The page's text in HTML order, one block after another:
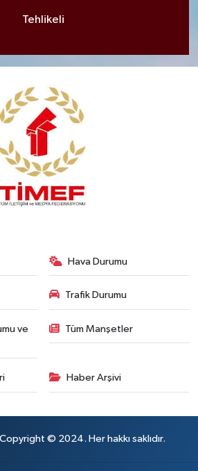
Tehlikeli
Hava Durumu
Trafik Durumu
ve
Tüm Manşetler
Haber Arşivi
Copyright © 2024. Her hakkı saklıdır.